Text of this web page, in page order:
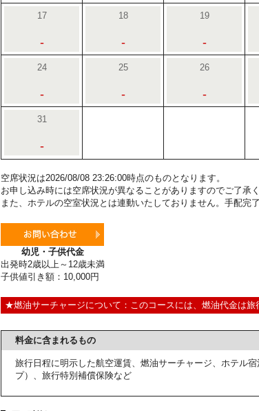
17
-
18
-
19
-
24
-
25
-
26
-
31
-
空席状況は2026/08/08 23:26:00時点のものとなります。
お申し込み時には空席状況が異なることがありますのでご了承く
また、ホテルの空室状況とは連動いたしておりません。手配完
幼児・子供代金
出発時2歳以上～12歳未満
子供値引き額：10,000円
★燃油サーチャージについて：このコースには、燃油代金は旅
料金に含まれるもの
旅行日程に明示した航空運賃、燃油サーチャージ、ホテル
プ）、旅行特別補償保険など